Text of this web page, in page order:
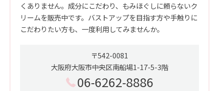
くありません。成分にこだわり、もみほぐしに頼らないク
リームを販売中です。バストアップを目指す方や手触りに
こだわりたい方も、一度利用してみませんか。
〒542-0081
大阪府大阪市中央区南船場1-17-5-3階
06-6262-8886